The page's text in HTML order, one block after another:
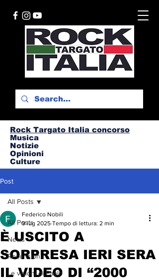
Rock Targato Italia concorso
Musica
Notizie
Opinioni
Culture
Post
All Posts
News
Recensioni
Le visioni di Paolo
All Posts
È USCITO A
SORPRESA IERI SERA
IL VIDEO DI “2000
Federico Nobili
9 lug 2025 Tempo di lettura: 2 min